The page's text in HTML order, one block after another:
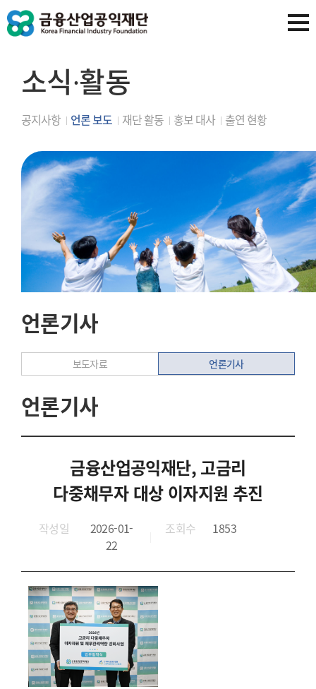
소식∙활동
공지사항 언론 보도 재단 활동 홍보 대사 출연 현황
언론기사
보도자료 언론기사
언론기사
금융산업공익재단, 고금리
다중채무자 대상 이자지원 추진
작성일
2026-01-
22
조회수 1853